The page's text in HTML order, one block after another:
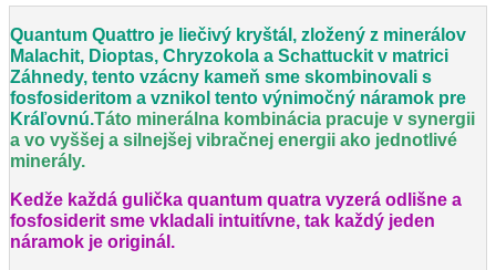
Quantum Quattro je liečivý kryštál, zložený z minerálov
Malachit, Dioptas, Chryzokola a Schattuckit v matrici
Záhnedy, tento vzácny kameň sme skombinovali s
fosfosideritom a vznikol tento výnimočný náramok pre
Kráľovnú.Táto minerálna kombinácia pracuje v synergii
a vo vyššej a silnejšej vibračnej energii ako jednotlivé
minerály.
Kedže každá gulička quantum quatra vyzerá odlišne a
fosfosiderit sme vkladali intuitívne, tak každý jeden
náramok je originál.